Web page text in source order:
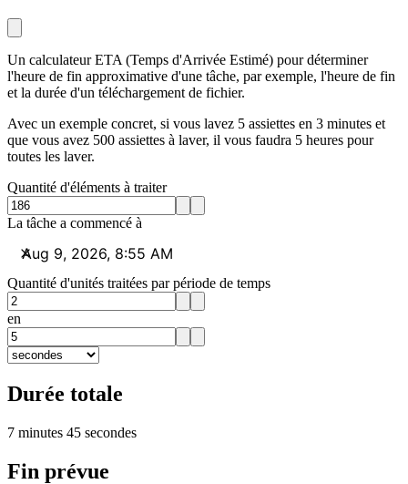
Un calculateur ETA (Temps d'Arrivée Estimé) pour déterminer
l'heure de fin approximative d'une tâche, par exemple, l'heure de fin
et la durée d'un téléchargement de fichier.
Avec un exemple concret, si vous lavez 5 assiettes en 3 minutes et
que vous avez 500 assiettes à laver, il vous faudra 5 heures pour
toutes les laver.
Quantité d'éléments à traiter
La tâche a commencé à
Quantité d'unités traitées par période de temps
en
Durée totale
7 minutes 45 secondes
Fin prévue